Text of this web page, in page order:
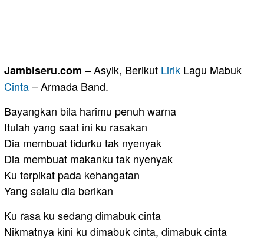
Jambiseru.com – Asyik, Berikut Lirik Lagu Mabuk
Cinta– Armada Band.
Bayangkan bila harimu penuh warna
Itulah yang saat ini ku rasakan
Dia membuat tidurku tak nyenyak
Dia membuat makanku tak nyenyak
Ku terpikat pada kehangatan
Yang selalu dia berikan
Ku rasa ku sedang dimabuk cinta
Nikmatnya kini ku dimabuk cinta, dimabuk cinta